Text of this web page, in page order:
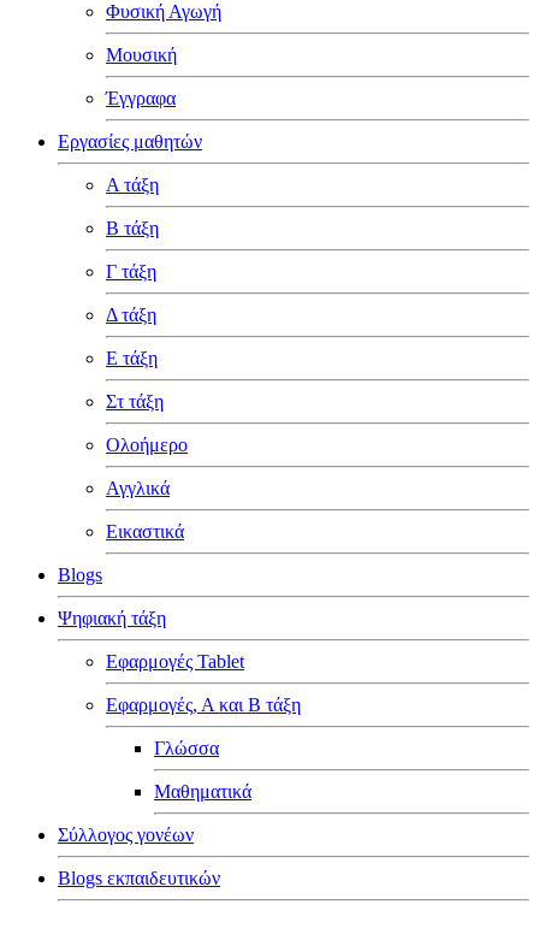
Φυσική Αγωγή
Μουσική
Έγγραφα
Εργασίες μαθητών
Α τάξη
Β τάξη
Γ τάξη
Δ τάξη
Ε τάξη
Στ τάξη
Ολοήμερο
Αγγλικά
Εικαστικά
Blogs
Ψηφιακή τάξη
Εφαρμογές Tablet
Εφαρμογές, Α και Β τάξη
Γλώσσα
Μαθηματικά
Σύλλογος γονέων
Blogs εκπαιδευτικών